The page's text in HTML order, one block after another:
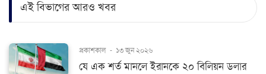
এই বিভাগের আরও খবর
প্রকাশকাল - ১৩ জুন ২০২৬
যে এক শর্ত মানলে ইরানকে ২০ বিলিয়ন ডলার